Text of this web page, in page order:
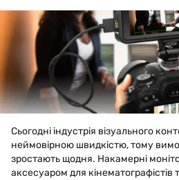
Сьогодні індустрія візуального
неймовірною швидкістю, тому
зростають щодня. Накамерні
аксесуаром для кінематографістів